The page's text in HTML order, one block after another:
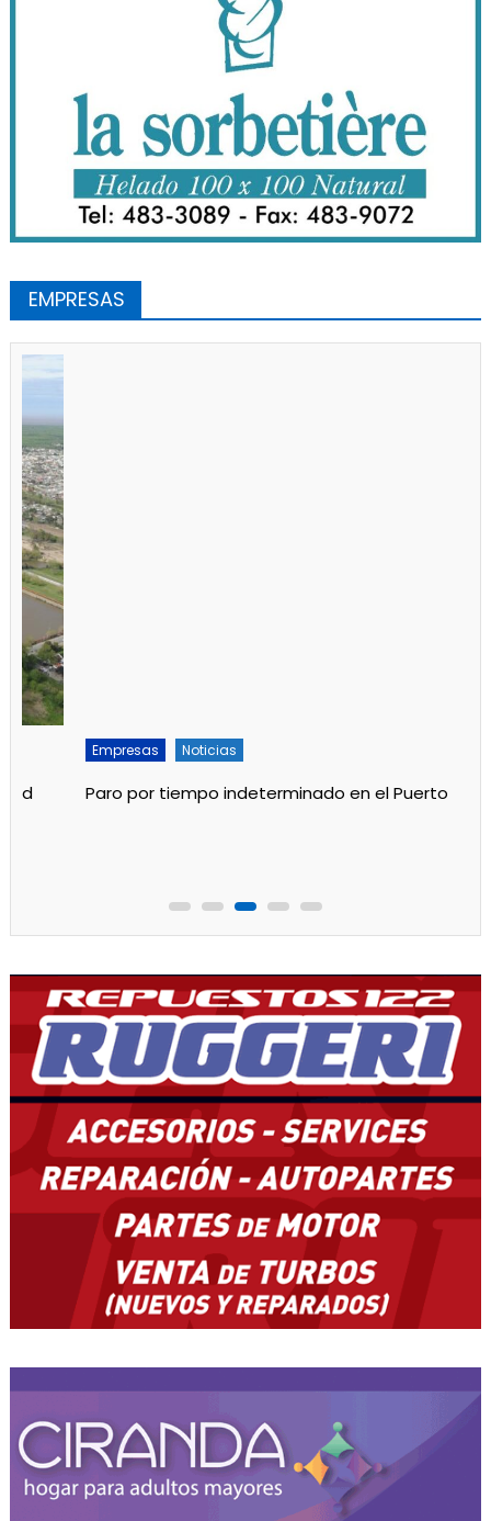
EMPRESAS
Empresas Noticias
Paro por tiempo indeterminado en el Puerto